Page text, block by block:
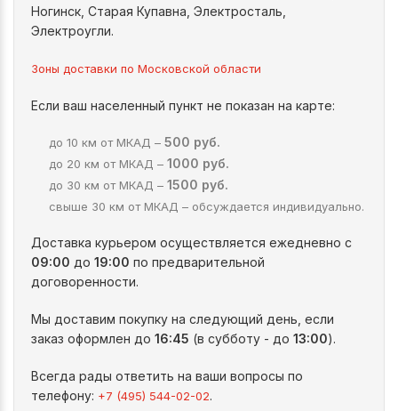
Ногинск, Старая Купавна, Электросталь,
Электроугли.
Зоны доставки по Московской области
Если ваш населенный пункт не показан на карте:
до 10 км от МКАД – 500 руб.
до 20 км от МКАД – 1000 руб.
до 30 км от МКАД – 1500 руб.
свыше 30 км от МКАД – обсуждается индивидуально.
Доставка курьером осуществляется ежедневно с
09:00 до 19:00 по предварительной
договоренности.
Мы доставим покупку на следующий день, если
заказ оформлен до 16:45 (в субботу - до 13:00).
Всегда рады ответить на ваши вопросы по
телефону: +7 (495) 544-02-02.